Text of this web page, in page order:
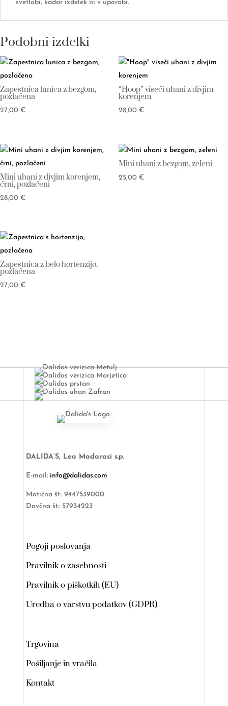
svetlobi, kadar izdelek ni v uporabi.
Podobni izdelki
Zapestnica lunica z bezgom,
pozlačena
27,00 €
“Hoop” viseči uhani z divjim
korenjem
28,00 €
Mini uhani z divjim korenjem,
črni, pozlačeni
28,00 €
Mini uhani z bezgom, zeleni
25,00 €
Zapestnica z belo hortenzijo,
pozlačena
27,00 €
DALIDA’S, Lea Madarasi s.p.
E-mail: info@dalidas.com
Matična št.: 9447539000
Davčna št.: 57934223
Pogoji poslovanja
Pravilnik o zasebnosti
Pravilnik o piškotkih (EU)
Uredba o varstvu podatkov (GDPR)
Trgovina
Pošiljanje in vračila
Kontakt